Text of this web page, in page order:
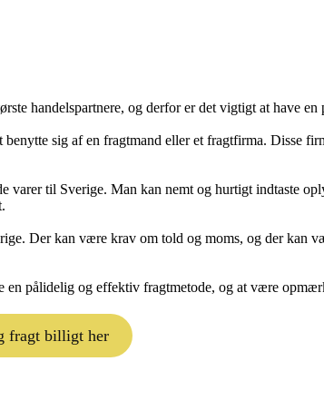
handelspartnere, og derfor er det vigtigt at have
sig af en fragtmand eller et fragtfirma. Disse
til Sverige. Man kan nemt og hurtigt indtaste
Der kan være krav om told og moms, og der kan
pålidelig og effektiv fragtmetode, og at være
fragt billigt her